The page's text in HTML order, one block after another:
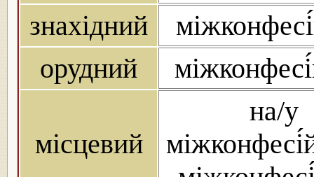
знахідний
орудний
місцевий
на/у